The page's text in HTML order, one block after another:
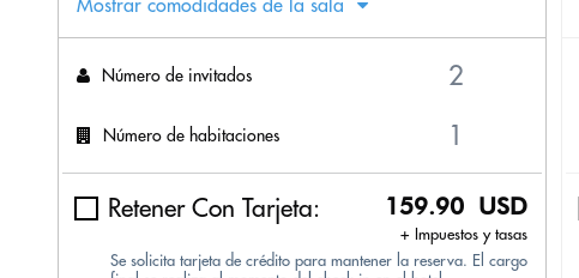
Mostrar comodidades de la sala
Número de invitados
Número de habitaciones
Retener Con Tarjeta: 159.90 USD
+ Impuestos y tasas
Se solicita tarjeta de crédito para mantener la reserva. El cargo